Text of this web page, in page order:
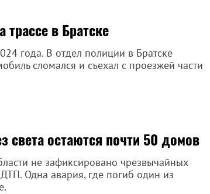
в Братске
года. В отдел полиции в Братске
сломался и съехал с проезжей части
света остаются почти 50 домов
не зафиксировано чрезвычайных
Одна авария, где погиб один из